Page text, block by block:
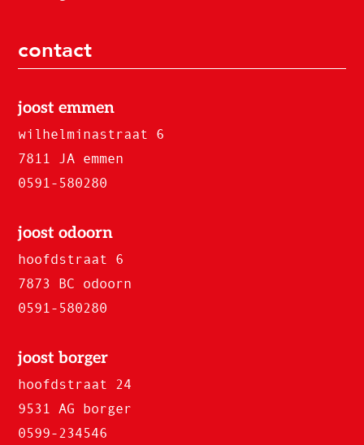
contact
joost emmen
wilhelminastraat 6
7811 JA emmen
0591-580280
joost odoorn
hoofdstraat 6
7873 BC odoorn
0591-580280
joost borger
hoofdstraat 24
9531 AG borger
0599-234546